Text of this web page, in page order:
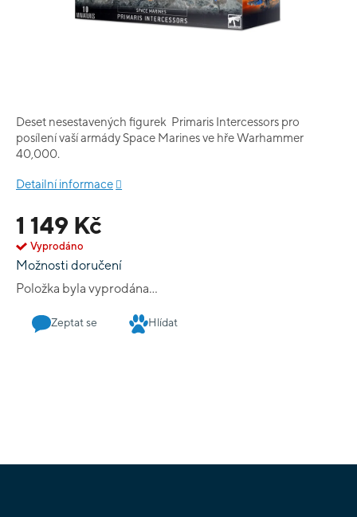
1 149 Kč
Vyprodáno
Možnosti doručení
Položka byla vyprodána…
Deset nesestavených figurek Primaris Intercessors pro
posílení vaší armády Space Marines ve hře Warhammer
40,000.
Detailní informace
Zeptat se Hlídat